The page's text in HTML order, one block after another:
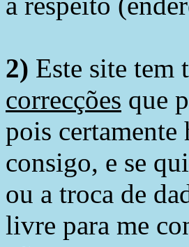
2) Este site tem
correcções que
pois certamente
consigo, e se
ou a troca de
livre para me